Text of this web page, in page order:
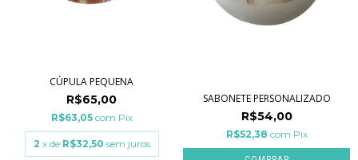
CÚPULA PEQUENA
R$65,00
R$63,05 com Pix
2 x de R$32,50 sem juros
SABONETE PERSONALIZADO
R$54,00
R$52,38 com Pix